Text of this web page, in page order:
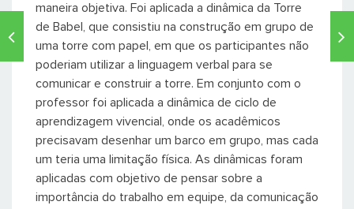
maneira objetiva. Foi aplicada a dinâmica da Torre
de Babel, que consistiu na construção em grupo de
uma torre com papel, em que os participantes não
poderiam utilizar a linguagem verbal para se
comunicar e construir a torre. Em conjunto com o
professor foi aplicada a dinâmica de ciclo de
aprendizagem vivencial, onde os acadêmicos
precisavam desenhar um barco em grupo, mas cada
um teria uma limitação física. As dinâmicas foram
aplicadas com objetivo de pensar sobre a
importância do trabalho em equipe, da comunicação